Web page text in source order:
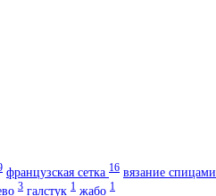
французская сетка 16 вязание спицами
3 галстук 1 жабо 1